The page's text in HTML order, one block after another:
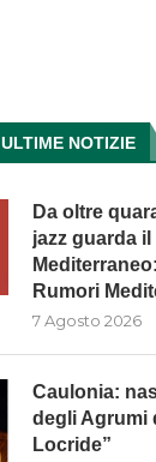
ULTIME NOTIZIE
Da oltre
jazz guarda il
Rumori
7 Agosto 2026
Caulonia:
degli Agrumi
Locride”